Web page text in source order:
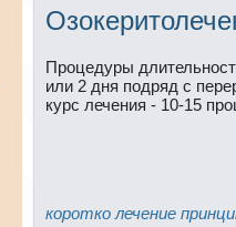
Пpоцедуры
или 2 дня подряд с
курс лечения ‑ 10-15
коpотко лечение